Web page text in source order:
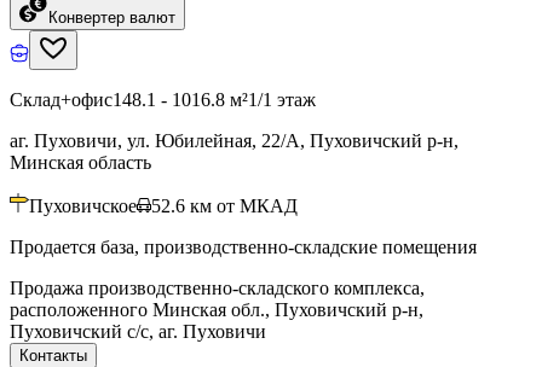
Конвертер валют
Склад+офис148.1 - 1016.8 м²1/1 этаж
аг. Пуховичи, ул. Юбилейная, 22/А, Пуховичский р-н,
Минская область
Пуховичское 52.6 км от МКАД
Продается база, производственно-складские помещения
Продажа производственно-складского комплекса,
расположенного Минская обл., Пуховичский р-н,
Пуховичский с/с, аг. Пуховичи
Контакты